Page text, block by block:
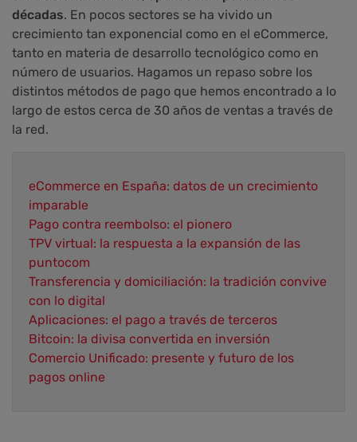
décadas. En pocos sectores se ha vivido un
crecimiento tan exponencial como en el eCommerce,
tanto en materia de desarrollo tecnológico como en
número de usuarios. Hagamos un repaso sobre los
distintos métodos de pago que hemos encontrado a lo
largo de estos cerca de 30 años de ventas a través de
la red.
eCommerce en España: datos de un crecimiento
imparable
Pago contra reembolso: el pionero
TPV virtual: la respuesta a la expansión de las
puntocom
Transferencia y domiciliación: la tradición convive
con lo digital
Aplicaciones: el pago a través de terceros
Bitcoin: la divisa convertida en inversión
Comercio Unificado: presente y futuro de los
pagos online